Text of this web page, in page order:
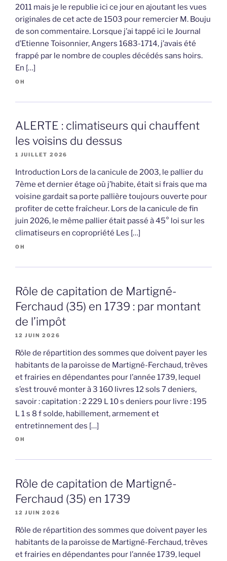
2011 mais je le republie ici ce jour en ajoutant les vues
originales de cet acte de 1503 pour remercier M. Bouju
de son commentaire. Lorsque j’ai tappé ici le Journal
d’Etienne Toisonnier, Angers 1683-1714, j’avais été
frappé par le nombre de couples décédés sans hoirs.
En […]
OH
ALERTE : climatiseurs qui chauffent
les voisins du dessus
1 JUILLET 2026
Introduction Lors de la canicule de 2003, le pallier du
7ème et dernier étage où j’habite, était si frais que ma
voisine gardait sa porte pallière toujours ouverte pour
profiter de cette fraîcheur. Lors de la canicule de fin
juin 2026, le même pallier était passé à 45° loi sur les
climatiseurs en copropriété Les […]
OH
Rôle de capitation de Martigné-
Ferchaud (35) en 1739 : par montant
de l’impôt
12 JUIN 2026
Rôle de répartition des sommes que doivent payer les
habitants de la paroisse de Martigné-Ferchaud, trèves
et frairies en dépendantes pour l’année 1739, lequel
s’est trouvé monter à 3 160 livres 12 sols 7 deniers,
savoir : capitation : 2 229 L 10 s deniers pour livre : 195
L 1 s 8 f solde, habillement, armement et
entretinnement des […]
OH
Rôle de capitation de Martigné-
Ferchaud (35) en 1739
12 JUIN 2026
Rôle de répartition des sommes que doivent payer les
habitants de la paroisse de Martigné-Ferchaud, trèves
et frairies en dépendantes pour l’année 1739, lequel